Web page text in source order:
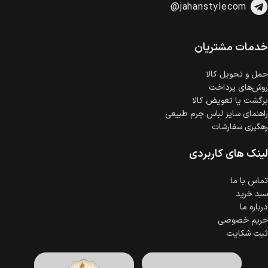
@jahanstylecom
خدمات مشتریان
حمل‌ و تحویل کالا
روش‌های پرداخت
برگشت یا تعویض کالا
راهنمای سایز لباس چرم طبیعی
رهگیری سفارشات
لینک های کاربردی
تماس با ما
سبد خرید
درباره ما
حریم خصوصی
ثبت شکایت